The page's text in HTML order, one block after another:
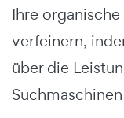
Ihre
verfeinern,
über die